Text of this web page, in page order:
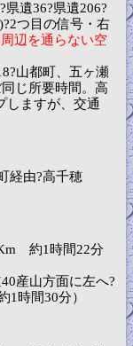
?県遺36?県遺206?
つ目の信号・右
辺を通らない空
山都町、五ヶ瀬
じ所要時間。高
しますが、交通
経由?高千穂
約1時間22分
産山方面に左へ?
時間30分）